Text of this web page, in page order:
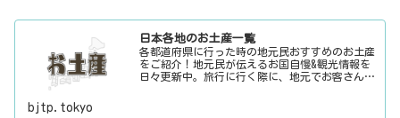
日本各地のお土産一覧
各都道府県に行った時の地元民おすすめのお土産
をご紹介！地元民が伝えるお国自慢&観光情報を
日々更新中。旅行に行く際に、地元でお客さんを
bjtp.tokyo